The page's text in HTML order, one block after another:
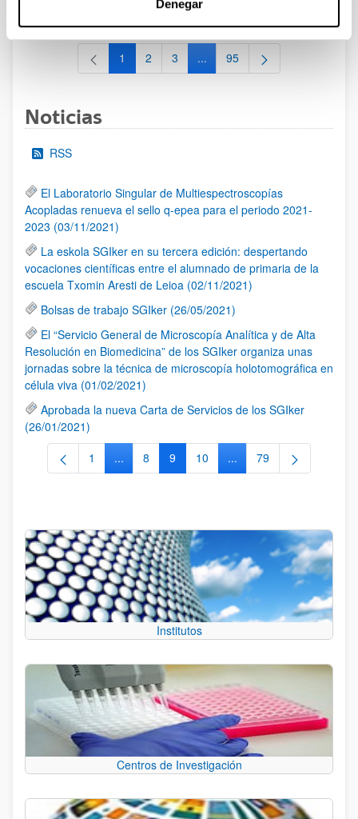
Denegar
al 30/07/2026 (ambos incluídos)
Página
1 Página
2 Página
3 ...Páginas intermedias Use TAB
Página
95
Noticias
RSS
El Laboratorio Singular de Multiespectroscopías
Acopladas renueva el sello q-epea para el periodo 2021-
2023 (03/11/2021)
La eskola SGIker en su tercera edición: despertando
vocaciones científicas entre el alumnado de primaria de la
escuela Txomin Aresti de Leioa (02/11/2021)
Bolsas de trabajo SGIker (26/05/2021)
El “Servicio General de Microscopía Analítica y de Alta
Resolución en Biomedicina” de los SGIker organiza unas
jornadas sobre la técnica de microscopía holotomográfica en
célula viva (01/02/2021)
Aprobada la nueva Carta de Servicios de los SGIker
(26/01/2021)
Página
1 ...Páginas intermedias Use TAB para
Página
8 Página
9 Página
10 ...Páginas intermedias
Página
79
Institutos
Centros de Investigación